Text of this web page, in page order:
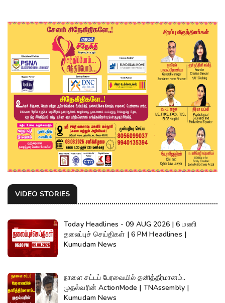
VIDEO STORIES
Today Headlines - 09 AUG 2026 | 6 மணி
தலைப்புச் செய்திகள் | 6 PM Headlines |
Kumudam News
நாளை சட்டப் பேரவையில் தனித்தீர்மானம்..
முதல்வரின் ActionMode | TNAssembly |
Kumudam News